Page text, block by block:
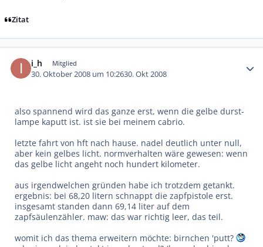
Zitat
i_h Mitglied
30. Oktober 2008 um 10:2630. Okt 2008
also spannend wird das ganze erst, wenn die gelbe durst-
lampe kaputt ist. ist sie bei meinem cabrio.
letzte fahrt von hft nach hause. nadel deutlich unter null,
aber kein gelbes licht. normverhalten wäre gewesen: wenn
das gelbe licht angeht noch hundert kilometer.
aus irgendwelchen gründen habe ich trotzdem getankt.
ergebnis: bei 68,20 litern schnappt die zapfpistole erst.
insgesamt standen dann 69,14 liter auf dem
zapfsäulenzähler. maw: das war richtig leer, das teil.
womit ich das thema erweitern möchte: birnchen 'putt?